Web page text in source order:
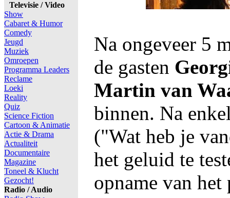
Televisie / Video
Show
Cabaret & Humor
Comedy
Jeugd
Muziek
Omroepen
Programma Leaders
Reclame
Loeki
Reality
Quiz
Science Fiction
Cartoon & Animatie
Actie & Drama
Actualiteit
Documentaire
Magazine
Toneel & Klucht
Gezocht!
Radio / Audio
Na ongeveer 5
de gasten
Martin van
binnen. Na
("Wat heb je
het geluid te
opname van het